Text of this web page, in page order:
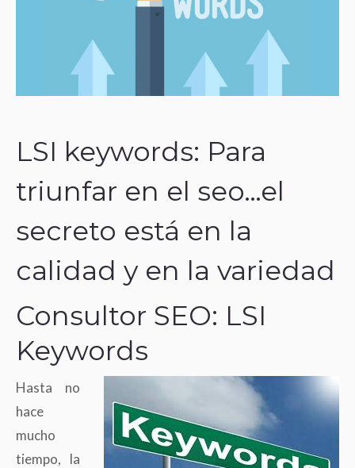
LSI keywords: Para
triunfar en el seo…el
secreto está en la
calidad y en la variedad
Consultor SEO: LSI
Keywords
Hasta no
hace
mucho
tiempo, la